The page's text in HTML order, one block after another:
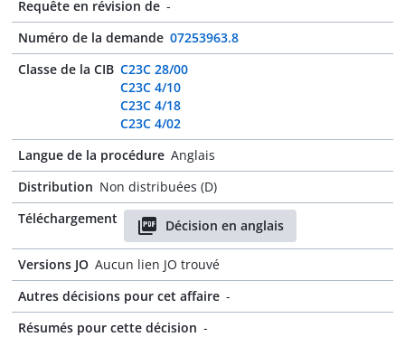
Requête en révision de -
Numéro de la demande 07253963.8
Classe de la CIB C23C 28/00
C23C 4/10
C23C 4/18
C23C 4/02
Langue de la procédure Anglais
Distribution Non distribuées (D)
Téléchargement
Décision en anglais
Versions JO Aucun lien JO trouvé
Autres décisions pour cet affaire -
Résumés pour cette décision -